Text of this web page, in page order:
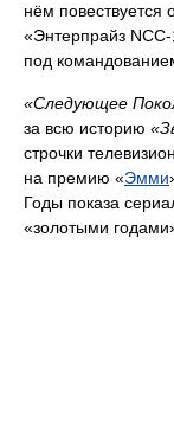
нём повествуется
«Энтерпрайз
под
«Следующее
за всю историю
строчки
на премию «Эмми
Годы показа
«золотыми